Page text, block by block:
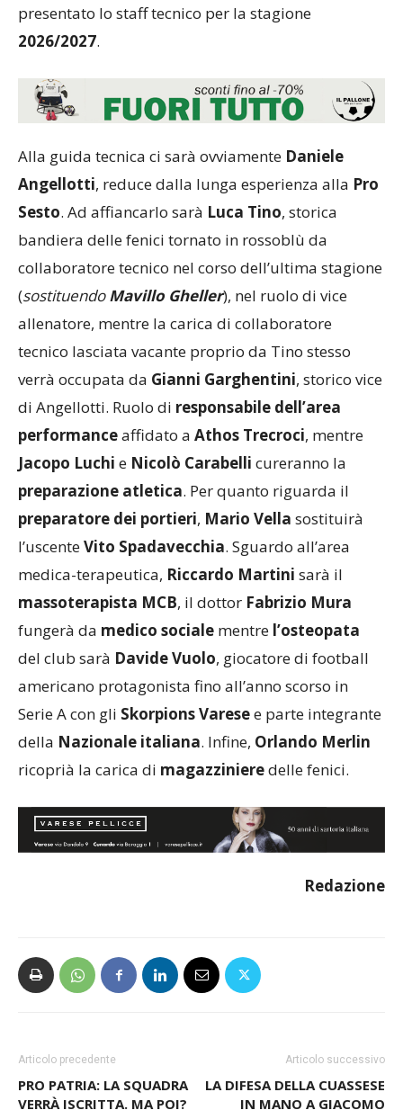
presentato lo staff tecnico per la stagione
2026/2027.
Alla guida tecnica ci sarà ovviamente Daniele
Angellotti, reduce dalla lunga esperienza alla Pro
Sesto. Ad affiancarlo sarà Luca Tino, storica
bandiera delle fenici tornato in rossoblù da
collaboratore tecnico nel corso dell’ultima stagione
(sostituendoMavillo Gheller), nel ruolo di vice
allenatore, mentre la carica di collaboratore
tecnico lasciata vacante proprio da Tino stesso
verrà occupata da Gianni Garghentini, storico vice
di Angellotti. Ruolo di responsabile dell’area
performanceaffidato a Athos Trecroci, mentre
Jacopo Luchi e Nicolò Carabelli cureranno la
preparazione atletica. Per quanto riguarda il
preparatore dei portieri, Mario Vella sostituirà
l’uscenteVito Spadavecchia. Sguardo all’area
medica-terapeutica, Riccardo Martini sarà il
massoterapista MCB, il dottor Fabrizio Mura
fungerà da medico sociale mentre l’osteopata
del club sarà Davide Vuolo, giocatore di football
americano protagonista fino all’anno scorso in
Serie A con gli Skorpions Varesee parte integrante
della Nazionale italiana. Infine, Orlando Merlin
ricoprià la carica di magazzinieredelle fenici.
Redazione
Articolo precedente
PRO PATRIA: LA SQUADRA
VERRÀ ISCRITTA. MA POI?
Articolo successivo
LA DIFESA DELLA CUASSESE
IN MANO A GIACOMO